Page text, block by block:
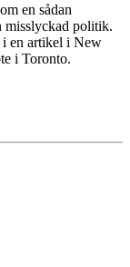
en sådan
misslyckad politik.
i en artikel i New
i Toronto.